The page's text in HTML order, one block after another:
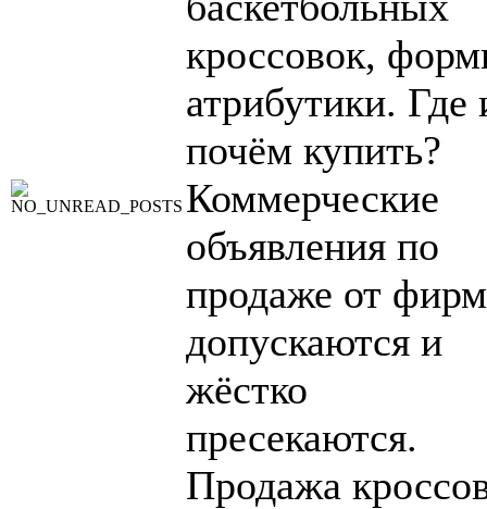
кроссовок,
атрибутики. Где
почём купить?
Коммерческие
объявления по
продаже от
допускаются и
жёстко
пресекаются.
Продажа